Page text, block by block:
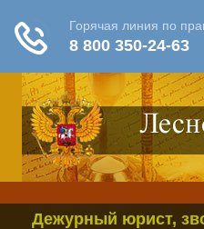
Дежурный юрист,